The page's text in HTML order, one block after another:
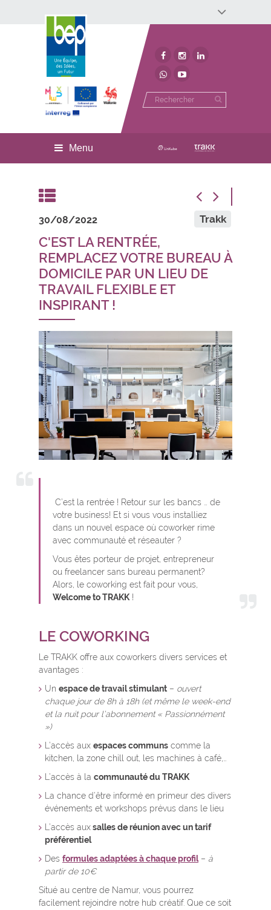
Développement économique
Développement territorial
Menu
30/08/2022 Trakk
C'EST LA RENTRÉE,
REMPLACEZ VOTRE BUREAU À
DOMICILE PAR UN LIEU DE
TRAVAIL FLEXIBLE ET
INSPIRANT !
C’est la rentrée ! Retour sur les bancs … de
votre business! Et si vous vous installiez
dans un nouvel espace où coworker rime
avec communauté et réseauter ?
Vous êtes porteur de projet, entrepreneur
ou freelancer sans bureau permanent?
Alors, le coworking est fait pour vous,
Welcome to TRAKK!
LE COWORKING
Le TRAKK offre aux coworkers divers services et
avantages :
Un espace de travail stimulant – ouvert
chaque jour de 8h à 18h (et même le week-end
et la nuit pour l’abonnement « Passionnément
»)
L’accès aux espaces communs comme la
kitchen, la zone chill out, les machines à café,…
L’accès à la communauté du TRAKK
La chance d’être informé en primeur des divers
événements et workshops prévus dans le lieu
L’accès auxsalles de réunion avec un tarif
préférentiel
Des formules adaptées à chaque profil– à
partir de 10€
Situé au centre de Namur, vous pourrez
facilement rejoindre notre hub créatif. Que ce soit